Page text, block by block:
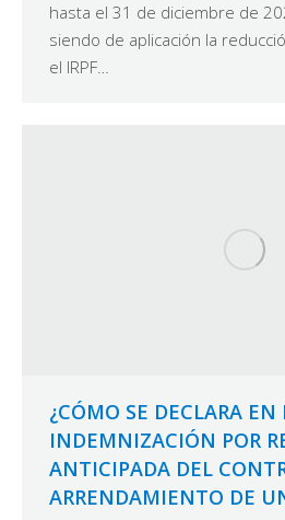
hasta el 31 de diciembre de
siendo de aplicación la
el IRPF…
¿CÓMO SE DECLARA EN
INDEMNIZACIÓN POR
ANTICIPADA DEL
ARRENDAMIENTO DE